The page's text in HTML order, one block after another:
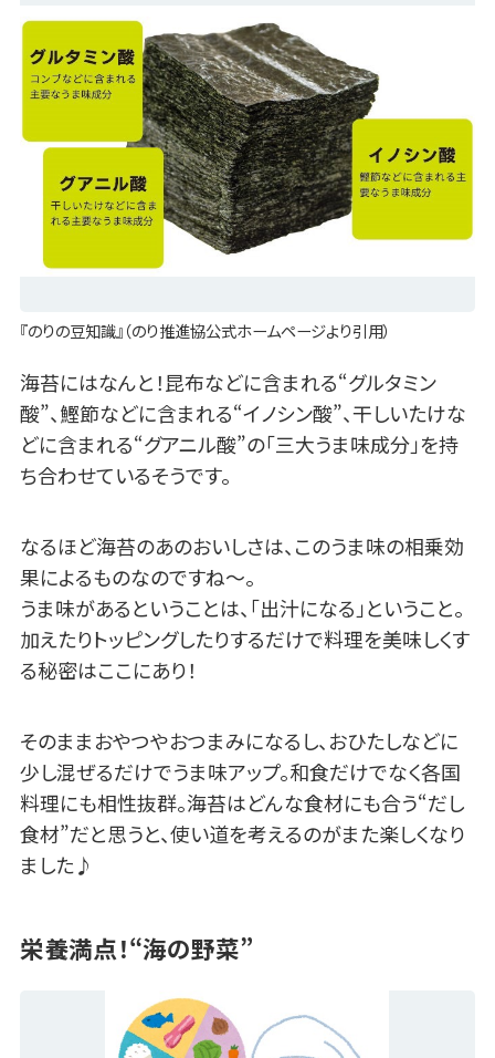
『のりの豆知識』（のり推進協公式ホームページより引用）
海苔にはなんと！昆布などに含まれる“グルタミン
酸”、鰹節などに含まれる“イノシン酸”、干しいたけな
どに含まれる“グアニル酸”の「三大うま味成分」を持
ち合わせているそうです。
なるほど海苔のあのおいしさは、このうま味の相乗効
果によるものなのですね～。
うま味があるということは、「出汁になる」ということ。
加えたりトッピングしたりするだけで料理を美味しくす
る秘密はここにあり！
そのままおやつやおつまみになるし、おひたしなどに
少し混ぜるだけでうま味アップ。和食だけでなく各国
料理にも相性抜群。海苔はどんな食材にも合う“だし
食材”だと思うと、使い道を考えるのがまた楽しくなり
ました♪
栄養満点！“海の野菜”